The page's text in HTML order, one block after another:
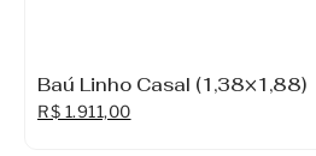
Baú Linho Casal (1,38×1,88)
R$ 1.911,00